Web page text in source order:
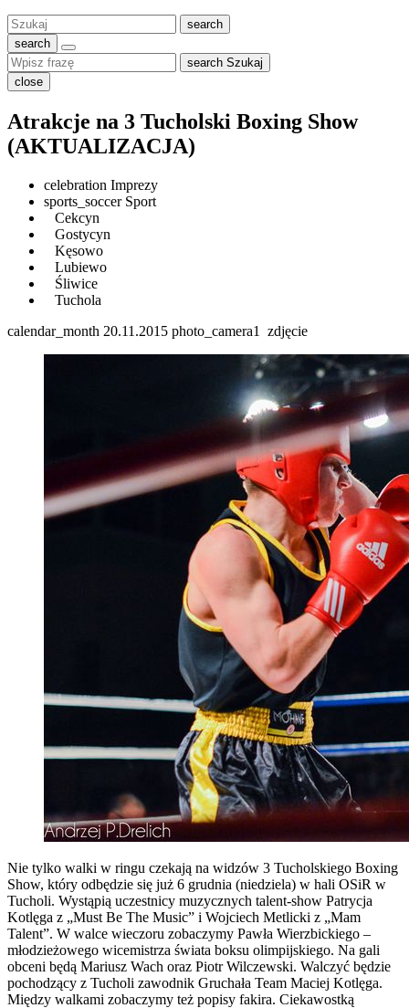
Szukaj:
search
search
search Szukaj
close
Atrakcje na 3 Tucholski Boxing Show
(AKTUALIZACJA)
celebration Imprezy
sports_soccerSport
Cekcyn
Gostycyn
Kęsowo
Lubiewo
Śliwice
Tuchola
calendar_month 20.11.2015 photo_camera1 zdjęcie
Nie tylko walki w ringu czekają na widzów 3 Tucholskiego Boxing
Show, który odbędzie się już 6 grudnia (niedziela) w hali OSiR w
Tucholi. Wystąpią uczestnicy muzycznych talent-show Patrycja
Kotlęga z „Must Be The Music” i Wojciech Metlicki z „Mam
Talent”. W walce wieczoru zobaczymy Pawła Wierzbickiego –
młodzieżowego wicemistrza świata boksu olimpijskiego. Na gali
obceni będą Mariusz Wach oraz Piotr Wilczewski. Walczyć będzie
pochodzący z Tucholi zawodnik Gruchała Team Maciej Kotlęga.
Między walkami zobaczymy też popisy fakira. Ciekawostką